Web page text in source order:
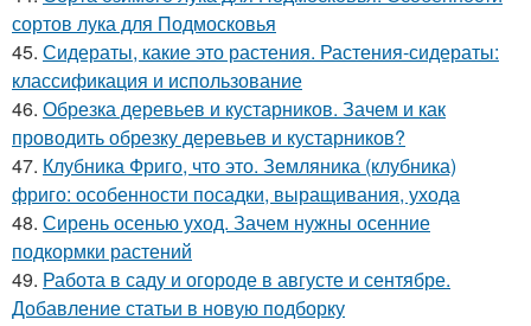
сортов лука для Подмосковья
45. Сидераты, какие это растения. Растения-сидераты:
классификация и использование
46. Обрезка деревьев и кустарников. Зачем и как
проводить обрезку деревьев и кустарников?
47. Клубника Фриго, что это. Земляника (клубника)
фриго: особенности посадки, выращивания, ухода
48. Сирень осенью уход. Зачем нужны осенние
подкормки растений
49. Работа в саду и огороде в августе и сентябре.
Добавление статьи в новую подборку